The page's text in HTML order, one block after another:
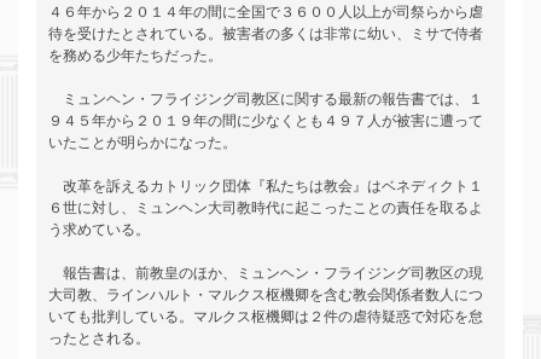
４６年から２０１４年の間に全国で３６００人以上が司祭らから虐
待を受けたとされている。被害者の多くは非常に幼い、ミサで侍者
を務める少年たちだった。
ミュンヘン・フライジング司教区に関する最新の報告書では、１
９４５年から２０１９年の間に少なくとも４９７人が被害に遭って
いたことが明らかになった。
改革を訴えるカトリック団体『私たちは教会』はベネディクト１
６世に対し、ミュンヘン大司教時代に起こったことの責任を取るよ
う求めている。
報告書は、前教皇のほか、ミュンヘン・フライジング司教区の現
大司教、ラインハルト・マルクス枢機卿を含む教会関係者数人につ
いても批判している。マルクス枢機卿は２件の虐待疑惑で対応を怠
ったとされる。